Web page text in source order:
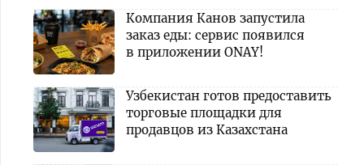
Компания Канов запустила
заказ еды: сервис появился
в приложении ONAY!
Узбекистан готов предоставить
торговые площадки для
продавцов из Казахстана